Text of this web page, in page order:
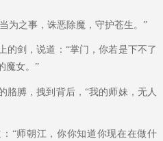
为之事，诛恶除魔，守护苍生。”
的剑，说道：“掌门，你若是下不了
魔女。”
胳膊，拽到背后，“我的师妹，无人
“师朝江，你你知道你现在在做什